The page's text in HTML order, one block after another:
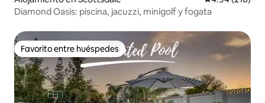
Diamond Oasis: piscina, jacuzzi, minigolf y fogata
Favorito entre huéspedes
Favorito entre huéspedes